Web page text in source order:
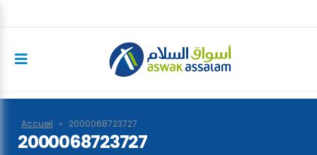
Accueil » 2000068723727
2000068723727